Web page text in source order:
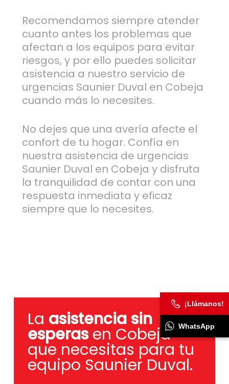
Recomendamos siempre atender
cuanto antes los problemas que
afectan a los equipos para evitar
riesgos, y por ello puedes solicitar
asistencia a nuestro servicio de
urgencias Saunier Duval en Cobeja
cuando más lo necesites.
No dejes que una avería afecte el
confort de tu hogar. Confía en
nuestra asistencia de urgencias
Saunier Duval en Cobeja y disfruta
la tranquilidad de contar con una
respuesta inmediata y eficaz
siempre que lo necesites.
La asistencia sin
esperasen Cobeja
que necesitas para tu
equipo Saunier Duval.
¡Llámanos!
WhatsApp